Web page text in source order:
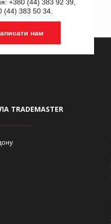
+380 (44) 383 92 39,
(44) 383 50 34.
нам
TRADEMASTER